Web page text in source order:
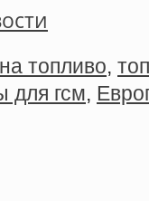
топливо,
для гсм,